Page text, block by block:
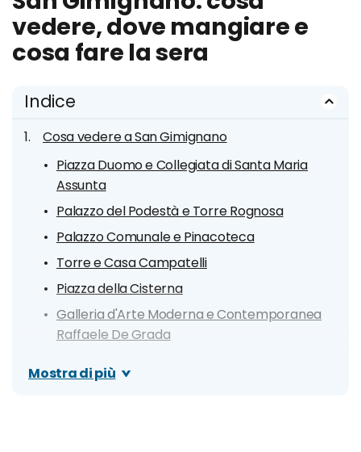
vedere, dove mangiare e
cosa fare la sera
Indice
Cosa vedere a San Gimignano
Piazza Duomo e Collegiata di Santa Maria
Assunta
Palazzo del Podestà e Torre Rognosa
Palazzo Comunale e Pinacoteca
Torre e Casa Campatelli
Piazza della Cisterna
Galleria d'Arte Moderna e Contemporanea
Raffaele De Grada
Parco della Rocca
Mostra di più